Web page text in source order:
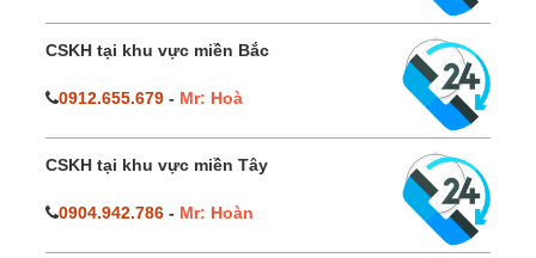
CSKH tại khu vực miền Bắc
0912.655.679 - Mr: Hoà
CSKH tại khu vực miền Tây
0904.942.786 - Mr: Hoàn